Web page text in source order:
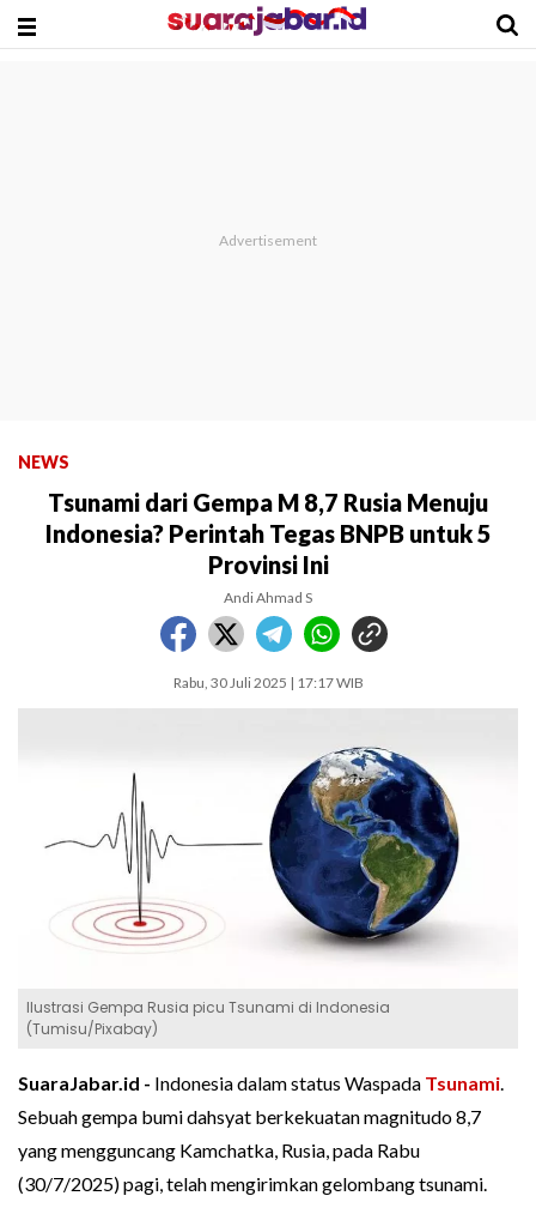
NEWS
Tsunami dari Gempa M 8,7 Rusia Menuju
Indonesia? Perintah Tegas BNPB untuk 5
Provinsi Ini
Andi Ahmad S
Rabu, 30 Juli 2025 | 17:17 WIB
Ilustrasi Gempa Rusia picu Tsunami di Indonesia
(Tumisu/Pixabay)
SuaraJabar.id - Indonesia dalam status Waspada Tsunami.
Sebuah gempa bumi dahsyat berkekuatan magnitudo 8,7
yang mengguncang Kamchatka, Rusia, pada Rabu
(30/7/2025) pagi, telah mengirimkan gelombang tsunami.